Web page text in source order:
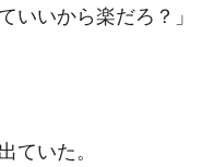
いいから楽だろ？」
ていた。